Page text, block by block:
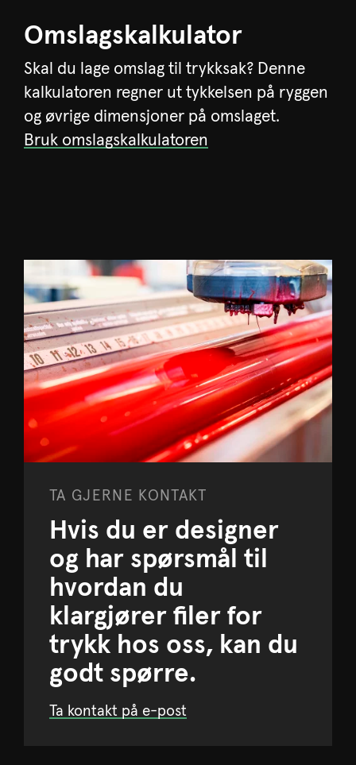
Omslagskalkulator
Skal du lage omslag til trykksak? Denne
kalkulatoren regner ut tykkelsen på ryggen
og øvrige dimensjoner på omslaget.
Bruk omslagskalkulatoren
TA GJERNE KONTAKT
Hvis du er designer
og har spørsmål til
hvordan du
klargjører filer for
trykk hos oss, kan du
godt spørre.
Ta kontakt på e-post